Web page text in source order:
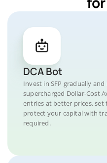
DCA Bot
Invest in SFP gradually
supercharged Dollar-Cost
entries at better prices,
protect your capital with
required.